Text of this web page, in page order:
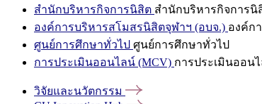
สำนักบริหารกิจการนิสิต สำนักบริหารกิจการนิ
องค์การบริหารสโมสรนิสิตจุฬาฯ (อบจ.) องค์ก
ศูนย์การศึกษาทั่วไป ศูนย์การศึกษาทั่วไป
การประเมินออนไลน์ (MCV) การประเมินออน
วิจัยและนวัตกรรม